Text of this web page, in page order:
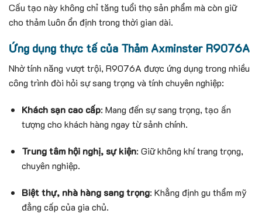
Cấu tạo này không chỉ tăng tuổi thọ sản phẩm mà còn giữ
cho thảm luôn ổn định trong thời gian dài.
Ứng dụng thực tế của Thảm Axminster R9076A
Nhờ tính năng vượt trội, R9076A được ứng dụng trong nhiều
công trình đòi hỏi sự sang trọng và tính chuyên nghiệp:
Khách sạn cao cấp: Mang đến sự sang trọng, tạo ấn
tượng cho khách hàng ngay từ sảnh chính.
Trung tâm hội nghị, sự kiện: Giữ không khí trang trọng,
chuyên nghiệp.
Biệt thự, nhà hàng sang trọng: Khẳng định gu thẩm mỹ
đẳng cấp của gia chủ.